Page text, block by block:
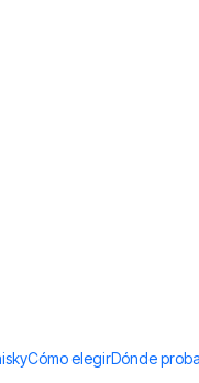
Cómo elegirDónde
resaltar el lado más